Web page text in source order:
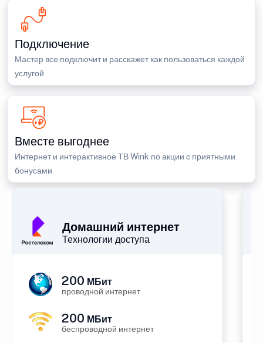
Подключение
Мастер все подключит и расскажет как пользоваться каждой
услугой
Вместе выгоднее
Интернет и интерактивное ТВ Wink по акции с приятными
бонусами
Домашний интернет
Технологии доступа
200 МБит
проводной интернет
200 МБит
беспроводной интернет